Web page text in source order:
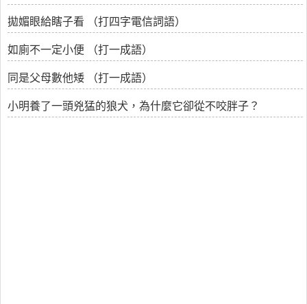
拋媚眼給瞎子看 （打四字電信詞語）
如廁不一定小便 （打一成語）
同是父母數他矮 （打一成語）
小明養了一頭兇猛的狼犬，為什麼它卻從不咬胖子？